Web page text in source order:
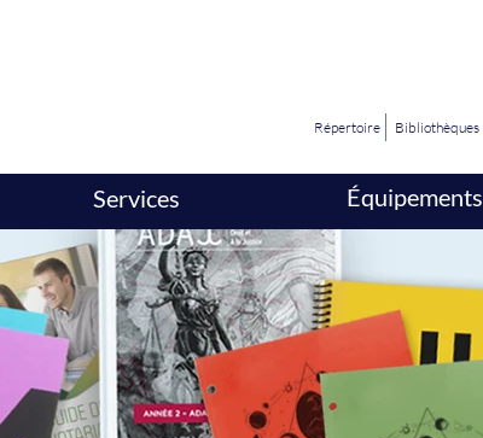
Répertoire Bibliothèques
Services Équipements